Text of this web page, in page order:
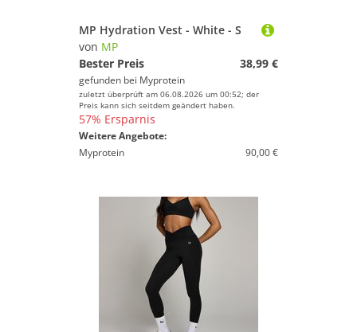
MP Hydration Vest - White - S
von MP
Bester Preis
38,99 €
gefunden bei Myprotein
zuletzt überprüft am 06.08.2026 um 00:52; der
Preis kann sich seitdem geändert haben.
57% Ersparnis
Weitere Angebote:
Myprotein
90,00 €